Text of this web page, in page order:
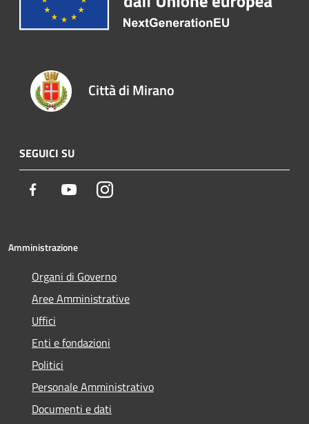
Città di Mirano
SEGUICI SU
Facebook YoutubeInstagram
Amministrazione
Organi di Governo
Aree Amministrative
Uffici
Enti e fondazioni
Politici
Personale Amministrativo
Documenti e dati